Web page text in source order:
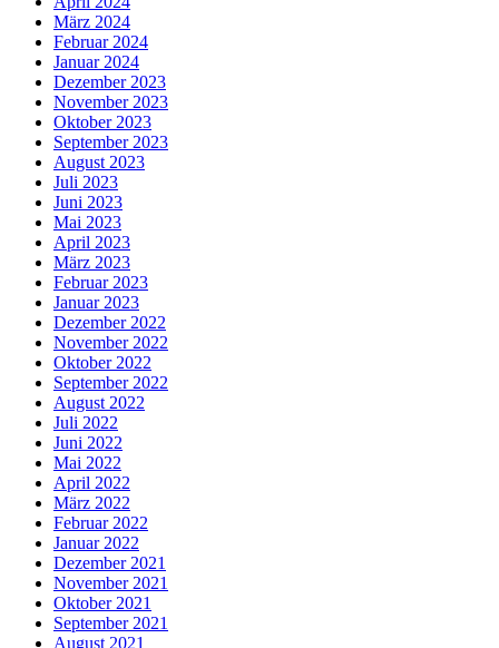
März 2024
Februar 2024
Januar 2024
Dezember 2023
November 2023
Oktober 2023
September 2023
August 2023
Juli 2023
Juni 2023
Mai 2023
April 2023
März 2023
Februar 2023
Januar 2023
Dezember 2022
November 2022
Oktober 2022
September 2022
August 2022
Juli 2022
Juni 2022
Mai 2022
April 2022
März 2022
Februar 2022
Januar 2022
Dezember 2021
November 2021
Oktober 2021
September 2021
August 2021